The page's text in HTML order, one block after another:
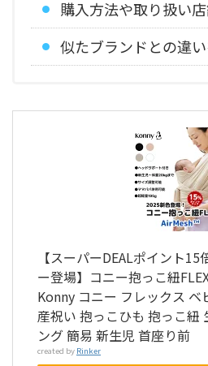
購入方法や取り扱い
似たブランドとの違
【スーパーDEALポイント
ー登場】コニー抱っこ紐
Konny コニー フレックス ベ
産祝い 抱っこひも 抱っこ紐
ング 簡易 新生児 首座り前
created by Rinker